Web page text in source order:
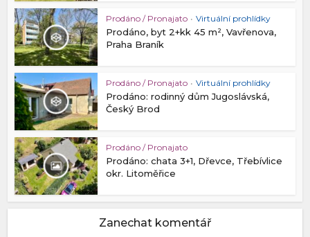
Prodáno / Pronajato • Virtuální prohlídky
Prodáno, byt 2+kk 45 m², Vavřenova,
Praha Braník
Prodáno / Pronajato • Virtuální prohlídky
Prodáno: rodinný dům Jugoslávská,
Český Brod
Prodáno / Pronajato
Prodáno: chata 3+1, Dřevce, Třebívlice
okr. Litoměřice
Zanechat komentář